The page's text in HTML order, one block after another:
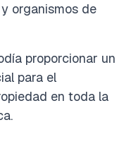
organismos de
proporcionar un
para el
en toda la